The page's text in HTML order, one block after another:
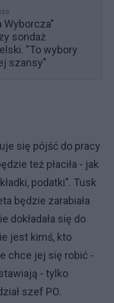
Wyborcza"
sondaż
"To wybory
szansy"
się pójść do pracy
też płaciła - jak
podatki". Tusk
będzie zarabiała
dokładała się do
jest kimś, kto
chce jej się robić -
- tylko
szef PO.